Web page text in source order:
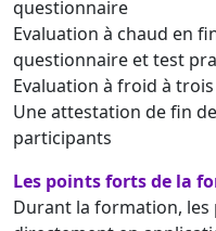
questionnaire
Evaluation à chaud en
questionnaire et test
Evaluation à froid à
Une attestation de fin
participants
Les points forts de la
Durant la formation,